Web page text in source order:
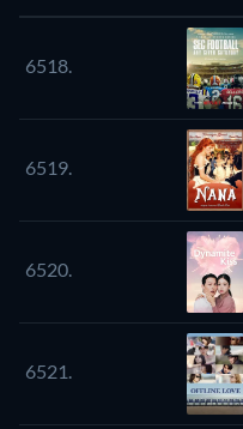
6518.
6519.
6520.
6521.